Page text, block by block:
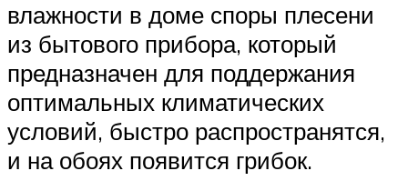
влажности в доме споры плесени
из бытового прибора, который
предназначен для поддержания
оптимальных климатических
условий, быстро распространятся,
и на обоях появится грибок.